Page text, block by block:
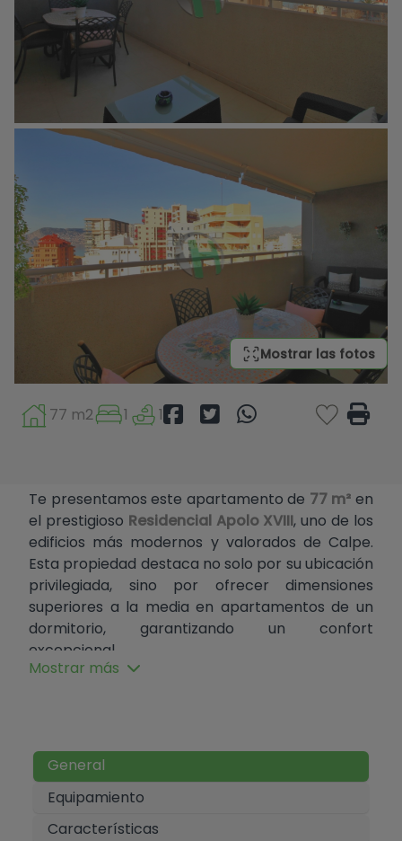
Mostrar las fotos
77 m2 1 1
Te presentamos este apartamento de 77 m² en
el prestigioso Residencial Apolo XVIII, uno de los
edificios más modernos y valorados de Calpe.
Esta propiedad destaca no solo por su ubicación
privilegiada, sino por ofrecer dimensiones
superiores a la media en apartamentos de un
dormitorio, garantizando un confort
excepcional.
Dormitorio:
espaciosa, con armarios empotrados y
gran luminosidad.
Baño:1 baño completo, moderno y de
Mostrar más
General
Equipamiento
Características